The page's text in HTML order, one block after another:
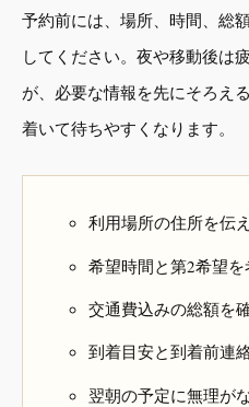
予約前には、場所、時間、総
してください。夜や移動後は
が、必要な情報を先にそろえ
着いて待ちやすくなります。
利用場所の住所を伝
希望時間と第2希望を
交通費込みの総額を
到着目安と到着前連
翌朝の予定に無理が